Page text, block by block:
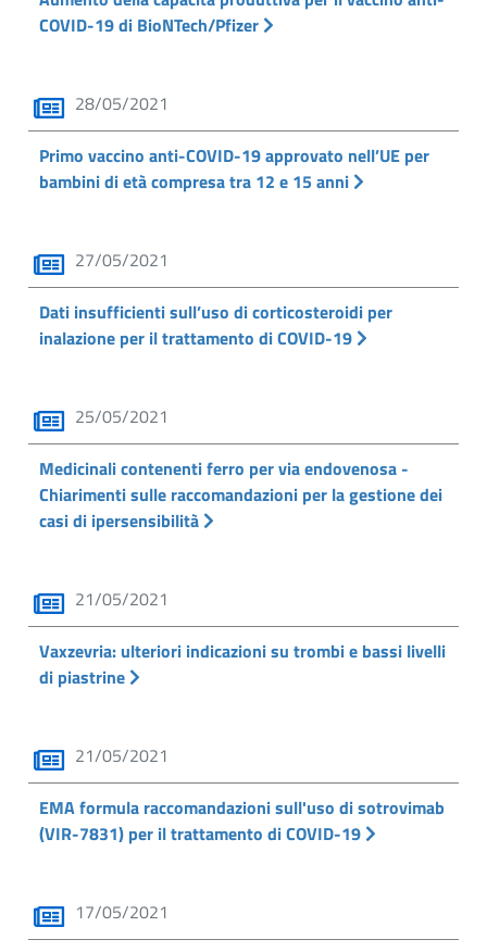
COVID-19 di BioNTech/Pfizer
28/05/2021
Primo vaccino anti-COVID-19 approvato nell’UE per
bambini di età compresa tra 12 e 15 anni
27/05/2021
Dati insufficienti sull’uso di corticosteroidi per
inalazione per il trattamento di COVID-19
25/05/2021
Medicinali contenenti ferro per via endovenosa -
Chiarimenti sulle raccomandazioni per la gestione dei
casi di ipersensibilità
21/05/2021
Vaxzevria: ulteriori indicazioni su trombi e bassi livelli
di piastrine
21/05/2021
EMA formula raccomandazioni sull'uso di sotrovimab
(VIR-7831) per il trattamento di COVID-19
17/05/2021